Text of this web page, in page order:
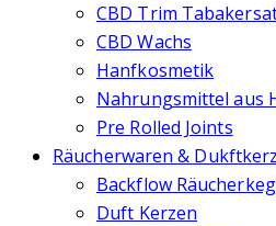
CBD Trim
CBD Wachs
Hanfkosmetik
Nahrungsmittel aus
Pre Rolled Joints
Räucherwaren &
Backflow
Duft Kerzen